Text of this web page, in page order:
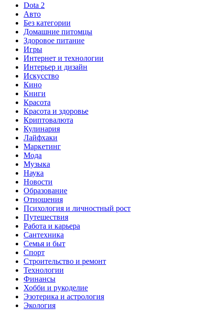
Dota 2
Авто
Без категории
Домашние питомцы
Здоровое питание
Игры
Интернет и технологии
Интерьер и дизайн
Искусство
Кино
Книги
Красота
Красота и здоровье
Криптовалюта
Кулинария
Лайфхаки
Маркетинг
Мода
Музыка
Наука
Новости
Образование
Отношения
Психология и личностный рост
Путешествия
Работа и карьера
Сантехника
Семья и быт
Спорт
Строительство и ремонт
Технологии
Финансы
Хобби и рукоделие
Эзотерика и астрология
Экология